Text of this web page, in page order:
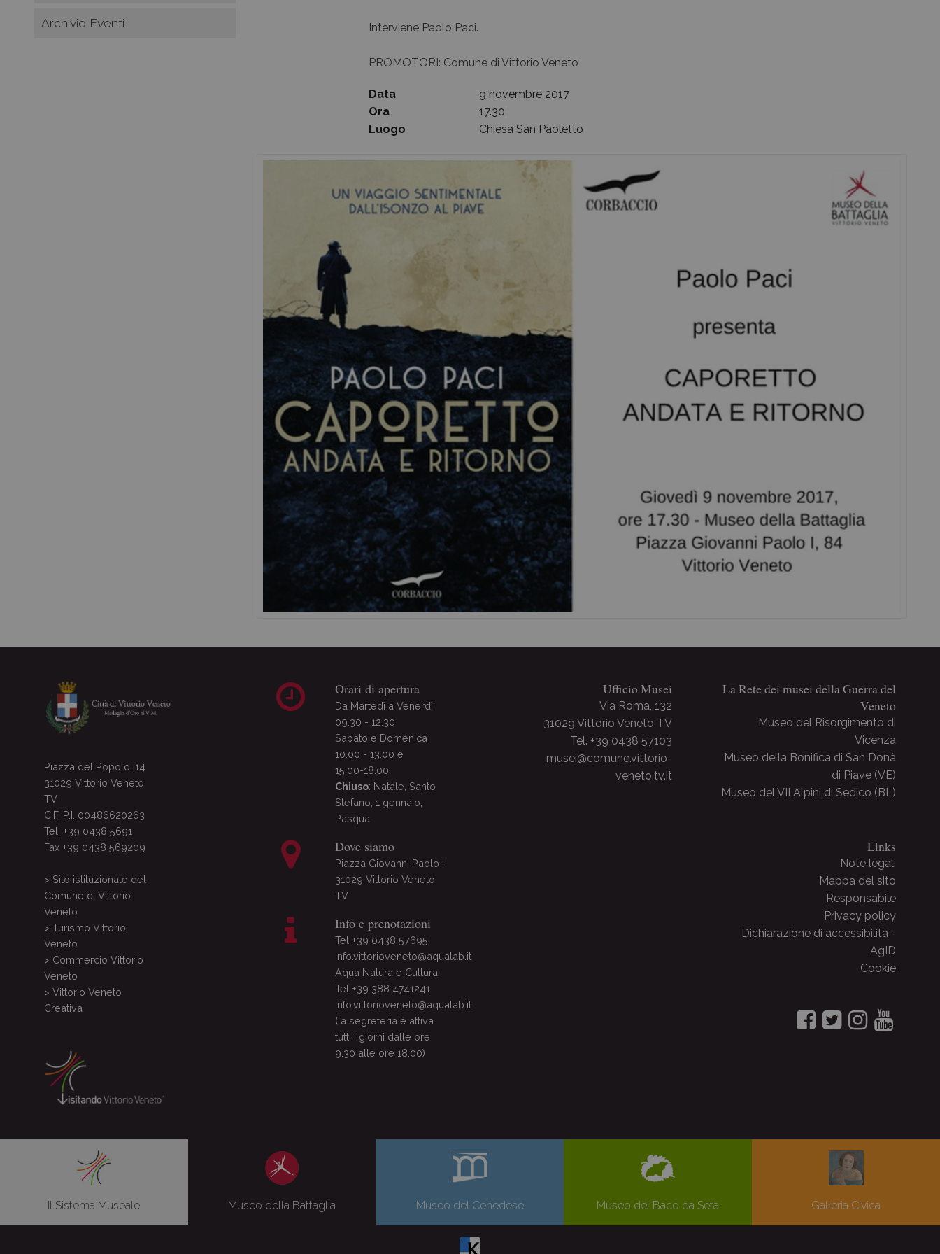
Archivio Storico
Archivio Eventi Interviene Paolo Paci.
PROMOTORI: Comune di Vittorio Veneto
Data
9 novembre 2017
Ora
17.30
Luogo
Chiesa San Paoletto
Piazza del Popolo, 14
31029 Vittorio Veneto
TV
C.F. P.I. 00486620263
Tel. +39 0438 5691
Fax +39 0438 569209
> Sito istituzionale del
Comune di Vittorio
Veneto
> Turismo Vittorio
Veneto
> Commercio Vittorio
Veneto
> Vittorio Veneto
Creativa
Orari di apertura
Da Martedì a Venerdì
09.30 - 12.30
Sabato e Domenica
10.00 - 13.00 e
15.00-18.00
Chiuso: Natale, Santo
Stefano, 1 gennaio,
Pasqua
Dove siamo
Piazza Giovanni Paolo I
31029 Vittorio Veneto
TV
Info e prenotazioni
Tel +39 0438 57695
info.vittorioveneto@aqualab.it
Aqua Natura e Cultura
Tel +39 388 4741241
info.vittorioveneto@aqualab.it
(la segreteria è attiva
tutti i giorni dalle ore
9.30 alle ore 18.00)
Ufficio Musei
Via Roma, 132
31029 Vittorio Veneto TV
Tel. +39 0438 57103
musei@comune.vittorio-
veneto.tv.it
La Rete dei musei della Guerra del
Veneto
Museo del Risorgimento di
Vicenza
Museo della Bonifica di San Donà
di Piave (VE)
Museo del VII Alpini di Sedico (BL)
Links
Note legali
Mappa del sito
Responsabile
Privacy policy
Dichiarazione di accessibilità -
AgID
Cookie
Il Sistema Museale Museo della Battaglia Museo del Cenedese Museo del Baco da Seta Galleria Civica